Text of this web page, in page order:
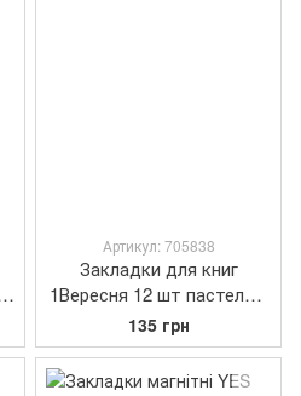
Артикул: 705838
Закладки для книг
1Вересня 12 шт пастельні
кольори
135 грн